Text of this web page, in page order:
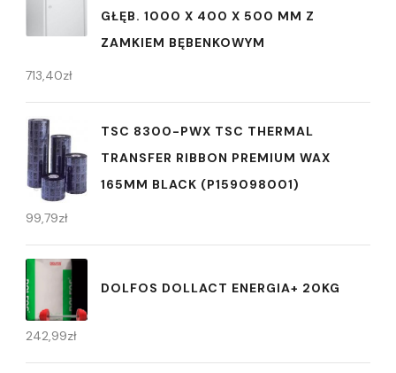
GŁĘB. 1000 X 400 X 500 MM Z
ZAMKIEM BĘBENKOWYM
713,40zł
TSC 8300-PWX TSC THERMAL
TRANSFER RIBBON PREMIUM WAX
165MM BLACK (P159098001)
99,79zł
DOLFOS DOLLACT ENERGIA+ 20KG
242,99zł